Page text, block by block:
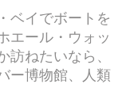
ベイでボートを
エール・ウォッ
ねたいなら、
ー博物館、人類